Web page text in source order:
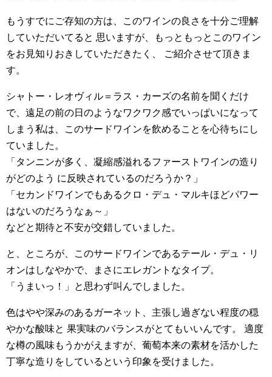
もうすでにご存知の方は、このワインの良さを十分ご理解
していただいてると 思いますが、もっともっとこのワイン
をお見知りおきしていただきたく、 ご紹介させて頂きま
す。
シャトー・レオヴィル＝ラス・カーズの名前を聞くだけ
で、遠足の前の日のようなワクワク感でいっぱいになって
しまう私は、このサードワインを飲めることを心待ちにし
ていました。
「タンニンが多く、凝縮感溢れるファーストワインの造り
がどのよう に反映されているのだろうか？」
「セカンドワインでもあるクロ・デュ・マルキほどパワー
はないのだろうなぁ～」
などと期待と不安が交錯していました。
と、ところが、このサードワインであるテール・デュ・リ
オンはしなやかで、まさにエレガントなタイプ。
「うまいっ！」と思わず叫んでしました。
色はやや深みのあるガーネット、主張し過ぎない程度の穏
やかな酸味と 果実味のバランスがとてもいいんです。 適度
な樽の風味もうかがえますが、葡萄本来の素材を活かした
丁寧な造りをしているという印象を受けました。